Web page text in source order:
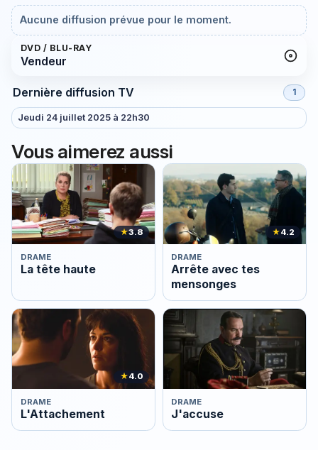
Aucune diffusion prévue pour le moment.
DVD / BLU-RAY
Vendeur
Dernière diffusion TV 1
Jeudi 24 juillet 2025 à 22h30
Vous aimerez aussi
★3.8
DRAME
La tête haute
★4.2
DRAME
Arrête avec tes
mensonges
★4.0
DRAME
L'Attachement
DRAME
J'accuse